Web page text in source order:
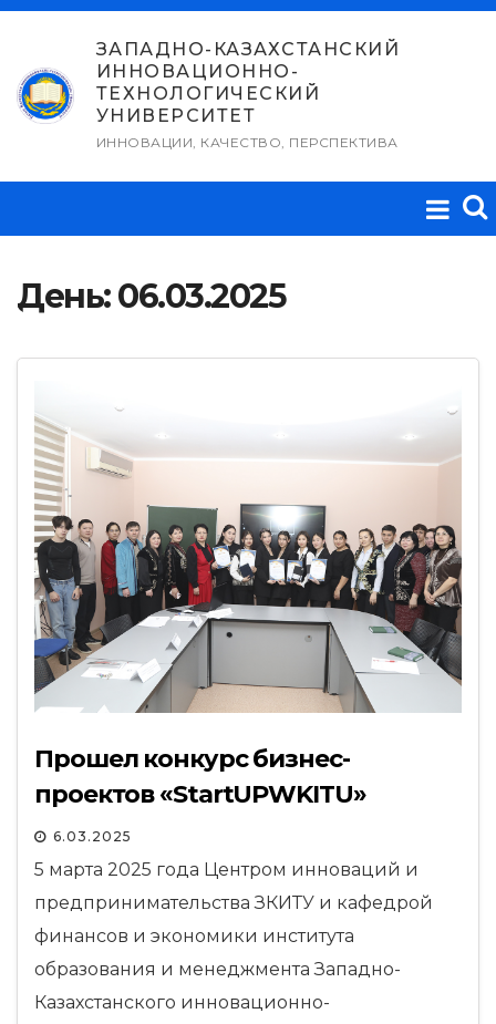
Перейти
содержимому
ЗАПАДНО-КАЗАХСТАНСКИЙ
ИННОВАЦИОННО-
ТЕХНОЛОГИЧЕСКИЙ
УНИВЕРСИТЕТ
ИННОВАЦИИ, КАЧЕСТВО, ПЕРСПЕКТИВА
День:06.03.2025
Прошел конкурс бизнес-
проектов «StartUPWKITU»
6.03.2025
5 марта 2025 года Центром инноваций и
предпринимательства ЗКИТУ и кафедрой
финансов и экономики института
образования и менеджмента Западно-
Казахстанского инновационно-